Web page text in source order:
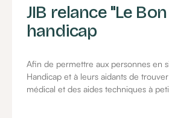
JIB relance "Le
handicap
Afin de permettre aux personnes en
Handicap et à leurs aidants de
médical et des aides techniques à